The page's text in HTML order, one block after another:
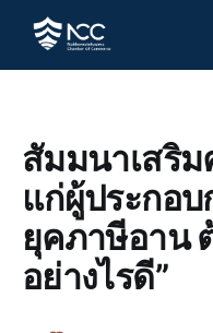
สัมมนาเสริ
แก่ผู้ประกอบ
ยุคภาษีอาน
อย่างไรดี”